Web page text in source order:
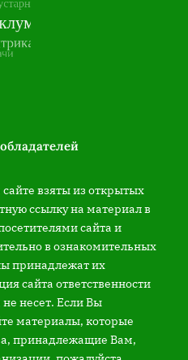
взяты из открытых
ссылку на материал в
сайта и
в ознакомительных
принадлежат их
сайта ответственности
несет. Если Вы
материалы, которые
принадлежащие Вам,